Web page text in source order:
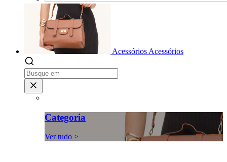
Acessórios Acessórios
Categoria
Ver tudo >